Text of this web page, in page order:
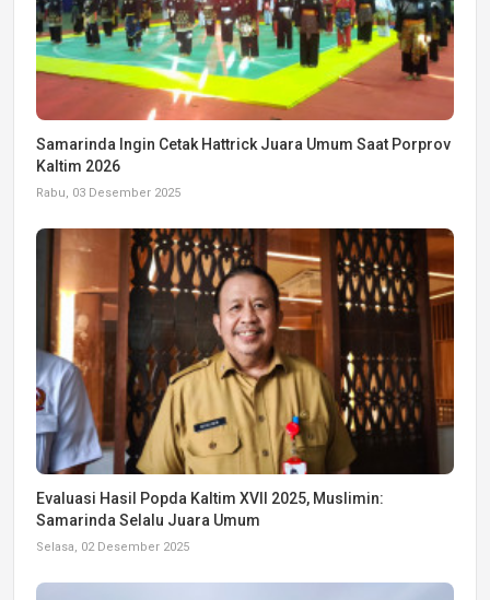
Samarinda Ingin Cetak Hattrick Juara Umum Saat Porprov
Kaltim 2026
Rabu, 03 Desember 2025
Evaluasi Hasil Popda Kaltim XVII 2025, Muslimin:
Samarinda Selalu Juara Umum
Selasa, 02 Desember 2025